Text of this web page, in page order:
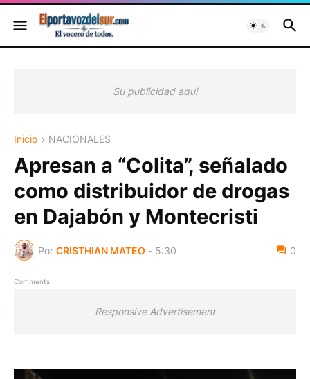
Su publicidad aqui
Inicio NACIONALES
Apresan a “Colita”, señalado
como distribuidor de drogas
en Dajabón y Montecristi
Por CRISTHIAN MATEO - 5:30 0
Comments
Responsive Advertisement